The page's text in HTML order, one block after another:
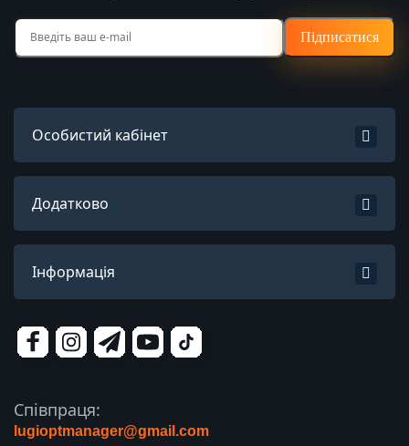
Підписатися
Особистий кабінет
Додатково
Інформація
Співпраця:
lugioptmanager@gmail.com